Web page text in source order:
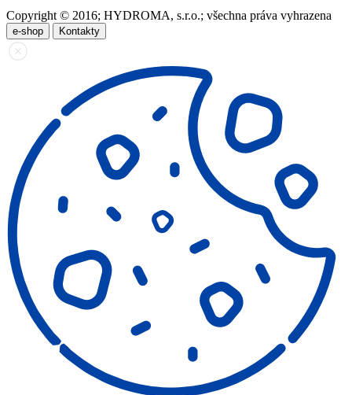
Copyright © 2016; HYDROMA, s.r.o.; všechna práva vyhrazena
e-shop Kontakty